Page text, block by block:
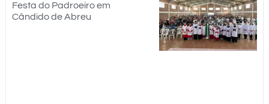
Festa do Padroeiro em
Cândido de Abreu